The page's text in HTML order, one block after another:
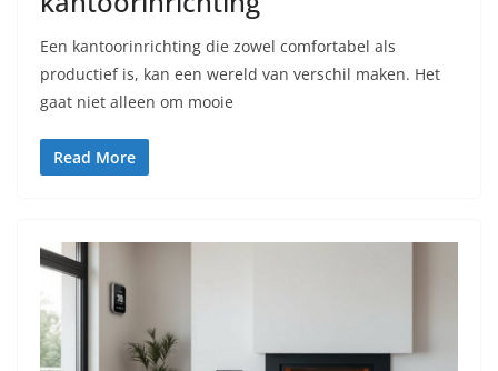
Een kantoorinrichting die zowel comfortabel als
productief is, kan een wereld van verschil maken. Het
gaat niet alleen om mooie
Read More